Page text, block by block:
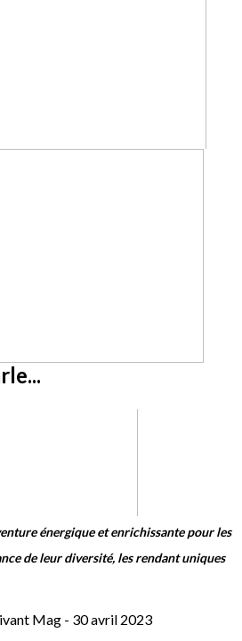
énergique et enrichissante pour les
de leur diversité, les rendant uniques
Mag - 30 avril 2023